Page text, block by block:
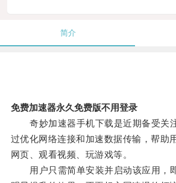
简介
免费加速器永久免费版不用登录
奇妙加速器手机下载是近期备受关
过优化网络连接和加速数据传输，帮助
网页、观看视频、玩游戏等。
用户只需简单安装并启动该应用，